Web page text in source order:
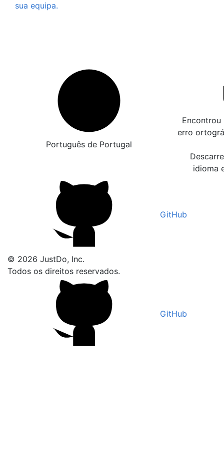
sua equipa.
Português de Portugal
Encontrou
erro
idioma
GitHub
© 2026 JustDo, Inc.
Todos os direitos reservados.
GitHub